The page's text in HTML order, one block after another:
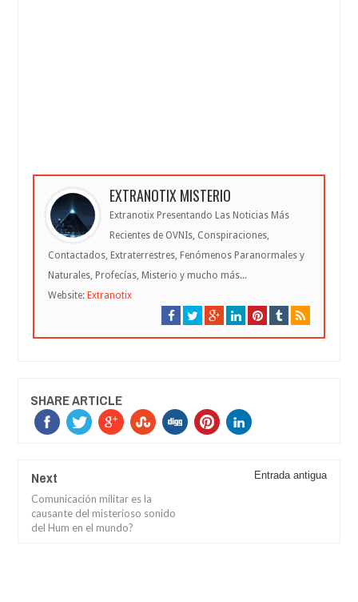
EXTRANOTIX MISTERIO
Extranotix Presentando Las Noticias Más
Recientes de OVNIs, Conspiraciones,
Contactados, Extraterrestres, Fenómenos Paranormales y
Naturales, Profecías, Misterio y mucho más...
Website: Extranotix
SHARE ARTICLE
Next
Comunicación militar es la
causante del misterioso sonido
del Hum en el mundo?
Entrada antigua